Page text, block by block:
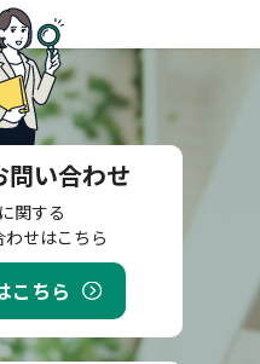
問い合わせ
関する
せはこちら
こちら